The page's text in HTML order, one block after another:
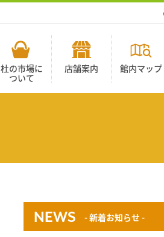
杜の市場に
ついて
店舗案内 館内マップ
NEWS - 新着お知らせ -